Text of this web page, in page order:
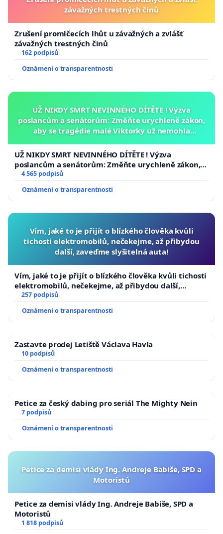
závažných trestných činů
Zrušení promlčecích lhůt u závažných a zvlášť
závažných trestných činů
162 podpisů
Oznámení o transparentnosti
UŽ NIKDY SMRT NEVINNÉHO DÍTĚTE ! Výzva
poslancům a senátorům: Změňte urychleně zákon,
aby se tragédie malé Viktorky už nemohla
UŽ NIKDY SMRT NEVINNÉHO DÍTĚTE ! Výzva
poslancům a senátorům: Změňte urychleně zákon,
aby se tragédie malé Viktorky už nemohla opakovat!
4 565 podpisů
Oznámení o transparentnosti
Vím, jaké to je přijít o blízkého člověka kvůli
tichosti elektromobilů, nečekejme, až přibydou
další, zaveďme slyšitelná auta!
Vím, jaké to je přijít o blízkého člověka kvůli tichosti
elektromobilů, nečekejme, až přibydou další,
zaveďme slyšitelná auta!
257 podpisů
Oznámení o transparentnosti
Zastavte prodej Letiště Václava Havla
10 podpisů
Oznámení o transparentnosti
Petice za český dabing pro seriál The Mighty Nein
7 podpisů
Oznámení o transparentnosti
Petice za demisi vlády Ing. Andreje Babiše, SPD a
Motoristů
Petice za demisi vlády Ing. Andreje Babiše, SPD a
Motoristů
1 818 podpisů